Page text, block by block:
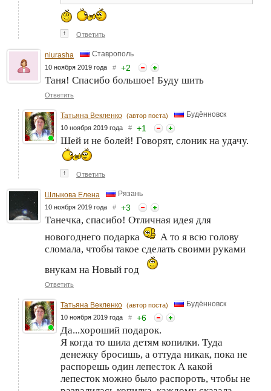
↑ Ответить
niurasha Ставрополь
10 ноября 2019 года # +2
Таня! Спасибо большое! Буду шить
Ответить
Татьяна Векленко (автор поста) Будённовск
10 ноября 2019 года # +1
Шей и не болей! Говорят, слоник на удачу.
↑ Ответить
Шлыкова Елена Рязань
10 ноября 2019 года # +3
Танечка, спасибо! Отличная идея для
новогоднего подарка
А то я всю голову
сломала, чтобы такое сделать своими руками
внукам на Новый год
Ответить
Татьяна Векленко (автор поста) Будённовск
10 ноября 2019 года # +6
Да...хороший подарок.
Я когда то шила детям копилки. Туда
денежку бросишь, а оттуда никак, пока не
распорешь один лепесток А какой
лепесток можно было распороть, чтобы не